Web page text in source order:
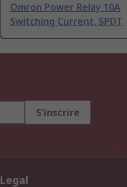
Omron Power Relay 10A
Switching Current, SPDT
S'inscrire
Legal